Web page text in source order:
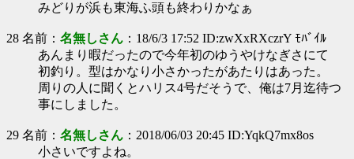
みどりが浜も東海ふ頭も終わりかなぁ
28 名前： 名無しさん ：18/6/3 17:52 ID:zwXxRXczrY ﾓﾊﾞｲﾙ
あんまり暇だったので今年初のゆうやけなぎさにて
初釣り。型はかなり小さかったがあたりはあった。
周りの人に聞くとハリス4号だそうで、俺は7月迄待つ
事にしました。
29 名前： 名無しさん ：2018/06/03 20:45 ID:YqkQ7mx8os
小さいですよね。